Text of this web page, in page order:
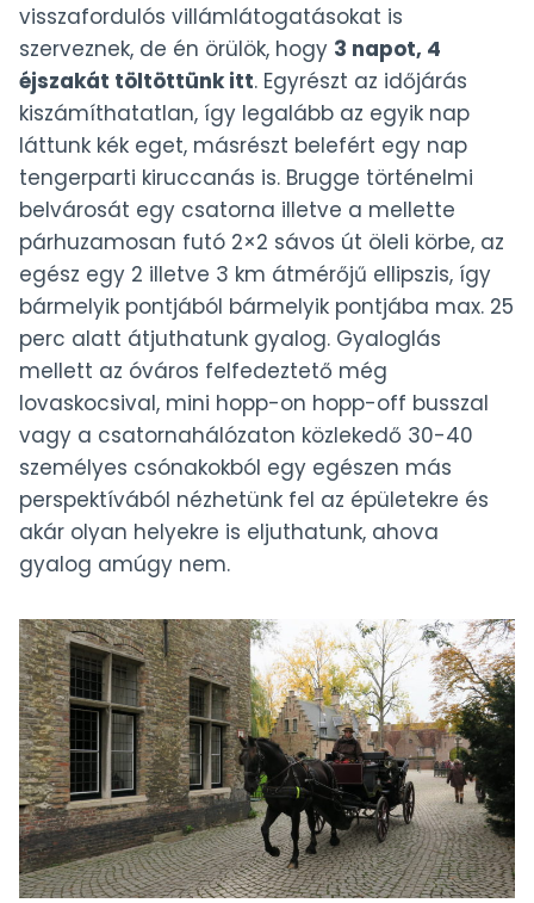
visszafordulós villámlátogatásokat is
szerveznek, de én örülök, hogy 3 napot, 4
éjszakát töltöttünk itt. Egyrészt az időjárás
kiszámíthatatlan, így legalább az egyik nap
láttunk kék eget, másrészt belefért egy nap
tengerparti kiruccanás is. Brugge történelmi
belvárosát egy csatorna illetve a mellette
párhuzamosan futó 2×2 sávos út öleli körbe, az
egész egy 2 illetve 3 km átmérőjű ellipszis, így
bármelyik pontjából bármelyik pontjába max. 25
perc alatt átjuthatunk gyalog. Gyaloglás
mellett az óváros felfedeztető még
lovaskocsival, mini hopp-on hopp-off busszal
vagy a csatornahálózaton közlekedő 30-40
személyes csónakokból egy egészen más
perspektívából nézhetünk fel az épületekre és
akár olyan helyekre is eljuthatunk, ahova
gyalog amúgy nem.